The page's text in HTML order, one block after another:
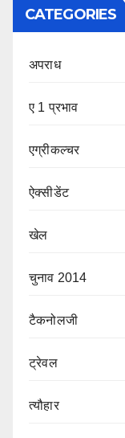
CATEGORIES
अपराध
ए 1 प्रभाव
एग्रीकल्चर
ऐक्सीडेंट
खेल
चुनाव 2014
टैकनोलजी
ट्रेवल
त्यौहार